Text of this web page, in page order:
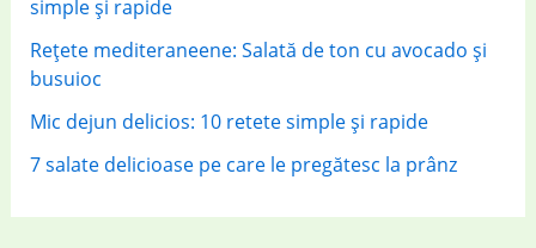
simple și rapide
Rețete mediteraneene: Salată de ton cu avocado și
busuioc
Mic dejun delicios: 10 retete simple și rapide
7 salate delicioase pe care le pregătesc la prânz